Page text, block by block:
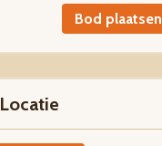
Bod plaatsen
Locatie